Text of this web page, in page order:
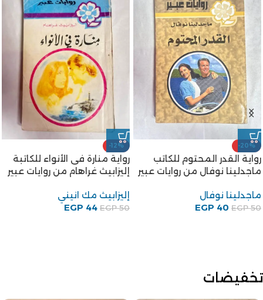
-20%
رواية القدر المحتوم للكاتب
ماجدلينا نوفال من روايات عبير
ماجدلينا نوفال
EGP50
EGP 40
-12%
رواية منارة فى الأنواء للكاتبة
إليزابيث غراهام من روايات عبير
إليزابيث مك انيني
EGP50
EGP 44
تخفيضات